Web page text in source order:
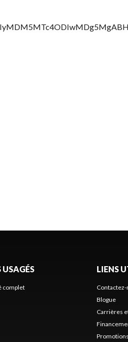
USAGÉS
complet
LIENS
Contactez-
Blogue
Carrières
Promotions